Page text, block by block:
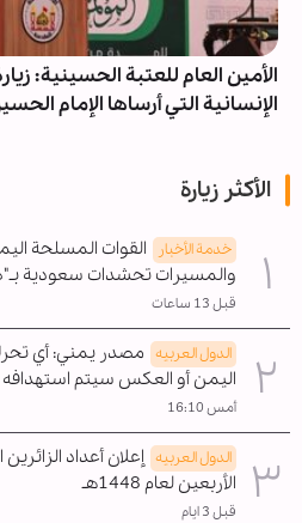
الأمين العام للعتبة الحسينية:
الإنسانية التي أرساها الإمام
الأكثر زيارة
خدمة الأخبار
القوات المسلحة
والمسيرات تحشدات سعودية
قبل 13 ساعات
الدول العربیه مصدر يمني: أي
اليمن أو العكس سيتم
أمس 16:10
الدول العربیه إعلان أعداد
الأربعين لعام 1448هـ
قبل 3 ايام